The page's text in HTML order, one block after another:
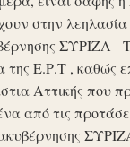
στην λεηλασία
ΣΥΡΙΖΑ
Ε.Ρ.Τ , καθώς
Αττικής που
από τις